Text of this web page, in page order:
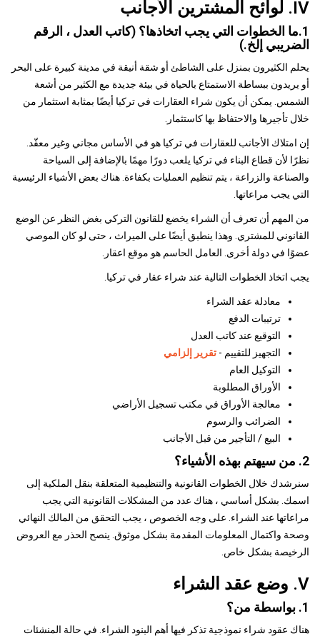
IV. لوائح المشترين الأجانب
1.ما الخطوات التي يجب اتخاذها؟ (كاتب العدل ، الرقم
الضريبي إلخ.)
يحلم الكثيرون بمنزل على الشاطئ أو شقة أنيقة في مدينة كبيرة على البحر
أو يريدون ببساطة الاستمتاع بالحياة في بيئة جديدة مع الكثير من أشعة
الشمس. يمكن أن يكون شراء العقارات في تركيا أيضًا بمثابة استثمار من
خلال تأجيرها والاحتفاظ بها كاستثمار.
إن امتلاك الأجانب للعقارات في تركيا هو في الأساس مجاني وغير معقّد.
نظرًا لأن قطاع البناء في تركيا يلعب دورًا مهمًا بالإضافة إلى السياحة
والصناعة والزراعة ، يتم تنظيم العمليات بكفاءة. هناك بعض الأشياء الرئيسية
التي يجب مراعاتها.
من المهم أن تعرف أن الشراء يخضع للقانون التركي بغض النظر عن الوضع
القانوني للمشتري. وهذا ينطبق أيضًا على الميراث ، حتى لو كان الموصي
عضوًا في دولة أخرى. العامل الحاسم هو موقع اعقار.
يجب اتخاذ الخطوات التالية عند شراء عقار في تركيا.
معادلة عقد الشراء
ترتيبات الدفع
التوقيع عند كاتب العدل
التجهيز للتقييم - تقرير إلزامي
التوكيل العام
الأوراق المطلوبة
معالجة الأوراق في مكتب تسجيل الأراضي
الضرائب والرسوم
البيع / التأجير من قبل الأجانب
2. من سيهتم بهذه الأشياء؟
سنرشدك خلال الخطوات القانونية والتنظيمية المتعلقة بنقل الملكية إلى
اسمك. بشكل أساسي ، هناك عدد من المشكلات القانونية التي يجب
مراعاتها عند الشراء. على وجه الخصوص ، يجب التحقق من المالك النهائي
وصحة واكتمال المعلومات المقدمة بشكل موثوق. ينصح الحذر مع العروض
الرخيصة بشكل خاص.
V. وضع عقد الشراء
1. بواسطة من؟
هناك عقود شراء نموذجية تذكر فيها أهم البنود الشراء. في حالة المنشئات